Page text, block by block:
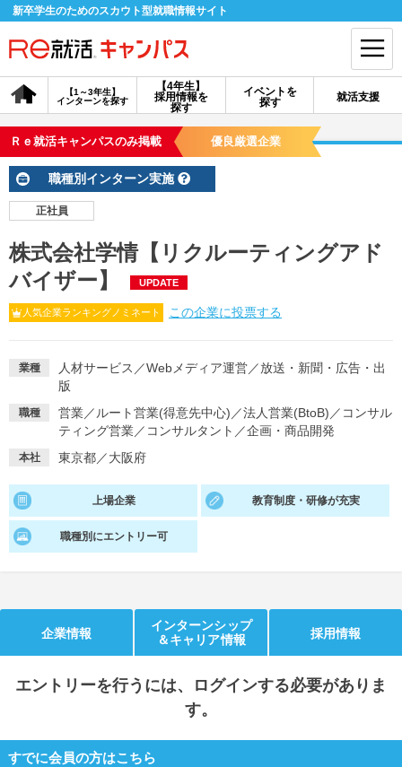
新卒学生のためのスカウト型就職情報サイト
【4年生】
採用情報を
探す
【1～3年生】
インターンを探す
イベントを
探す
就活支援
会員登録 ログイン
会員ID・パスワードを忘れた方はこちら
探す
【4年生】
採用情報を探す
【4年生】
説明会を探す
【1～3年生】
インターンを探す
就活ノウハウ・サポート
就活支援
就活ノウハウが満載！
就活コラム
適職診断 就活チャンネル
Ｒｅ就活キャンパスのみ掲載 優良厳選企業
職種別インターン実施
正社員
株式会社学情【リクルーティングアド
バイザー】
UPDATE
人気企業ランキングノミネート この企業に投票する
業種 人材サービス ／Webメディア運営／放送・新聞・広告・出
版
職種 営業／ ルート営業(得意先中心) ／法人営業(BtoB) ／ コンサル
ティング営業／ コンサルタント ／企画・商品開発
本社 東京都／大阪府
上場企業 教育制度・研修が充実
職種別にエントリー可
企業情報
インターンシップ
＆キャリア情報
採用情報
エントリーを行うには、ログインする必要がありま
す。
すでに会員の方はこちら